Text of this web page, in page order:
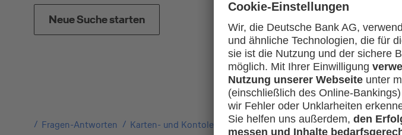
Neue Suche starten
Fragen-Antworten Karten- und Kontoleistungen Unterstützt mein Gerät Apple